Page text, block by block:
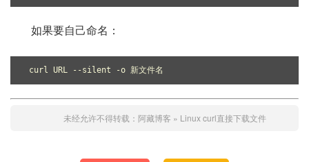
如果要自己命名：
curl URL --silent -o 新文件名
未经允许不得转载： 阿藏博客 » Linux curl直接下载文件